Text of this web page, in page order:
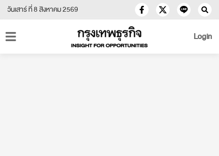
วันเสาร์ ที่ 8 สิงหาคม 2569
Login